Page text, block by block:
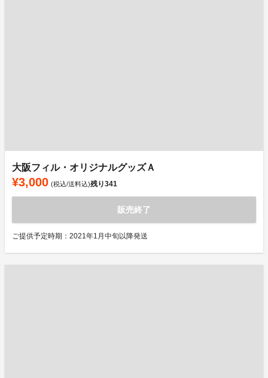
大阪フィル・オリジナルグッズＡ
¥3,000 (税込/送料込)残り341
販売終了
ご提供予定時期：2021年1月中旬以降発送